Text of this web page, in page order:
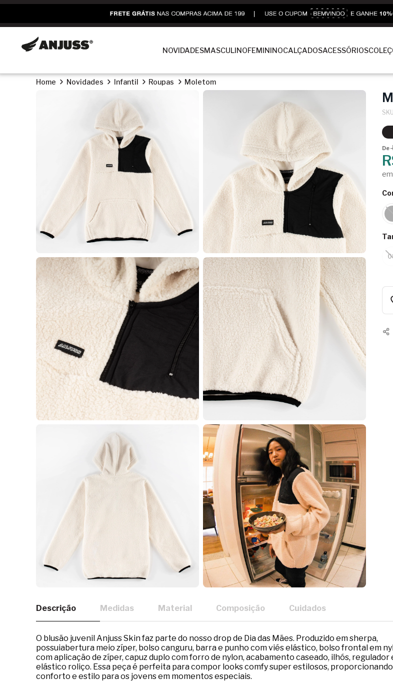
NOVIDADESMASCULINOFEMININOCALÇADOSACESSÓRIOS
Home Novidades Infantil Roupas Moletom
De
Descrição Material Composição Cuidados
Medidas
O blusão juvenil Anjuss Skin faz parte do nosso drop de Dia das Mães. Produzido em sherpa,
possuiabertura meio zíper, bolso canguru, barra e punho com viés elástico, bolso frontal em
com aplicação de zíper, capuz duplo com forro de nylon, acabamento caseado, ilhós, regulador
elástico roliço. Essa peça é perfeita para compor looks comfy super estilosos, proporcionando
conforto e estilo para os jovens em momentos especiais.